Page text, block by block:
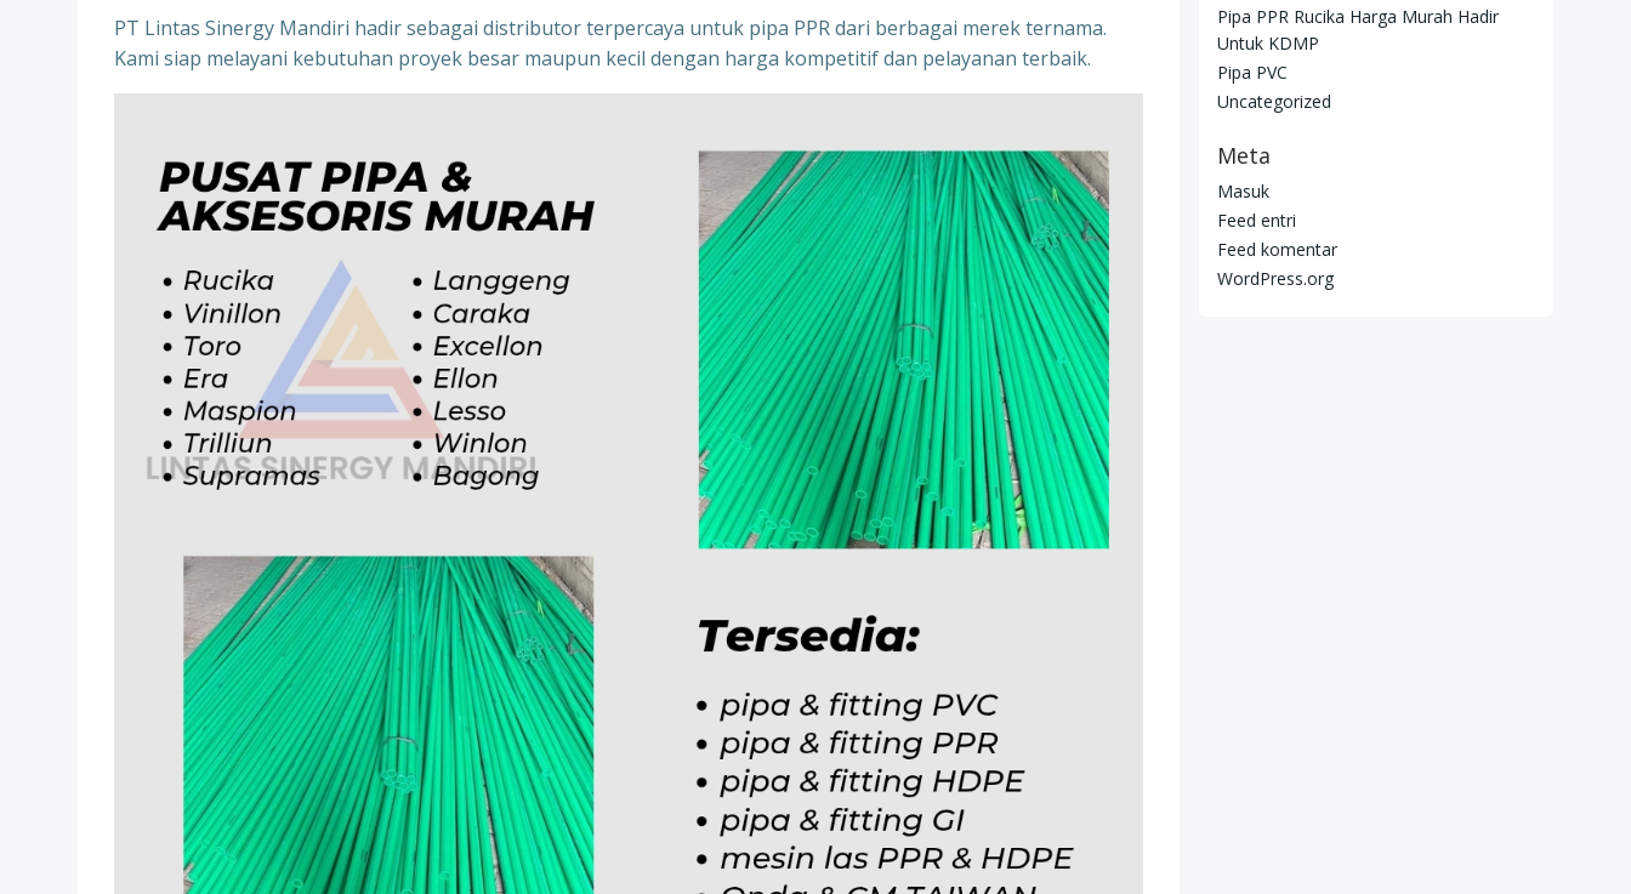
PT Lintas Sinergy Mandiri hadir sebagai distributor terpercaya untuk pipa PPR dari berbagai merek ternama.
Kami siap melayani kebutuhan proyek besar maupun kecil dengan harga kompetitif dan pelayanan terbaik.
Pipa PPR Rucika Harga Murah Hadir
Untuk KDMP
Pipa PVC
Uncategorized
Meta
Masuk
Feed entri
Feed komentar
WordPress.org